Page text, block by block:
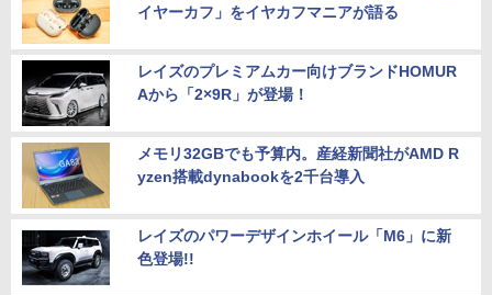
イヤーカフ」をイヤカフマニアが語る
レイズのプレミアムカー向けブランドHOMUR
Aから「2×9R」が登場！
メモリ32GBでも予算内。産経新聞社がAMD R
yzen搭載dynabookを2千台導入
レイズのパワーデザインホイール「M6」に新
色登場!!